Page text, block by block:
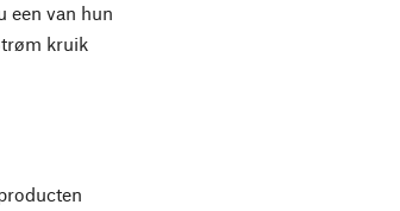
een van hun
kruik